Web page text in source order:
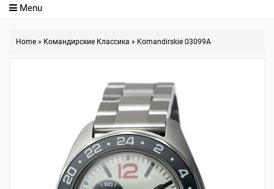
Menu
Home » Командирские Классика » Komandirskie 03099A